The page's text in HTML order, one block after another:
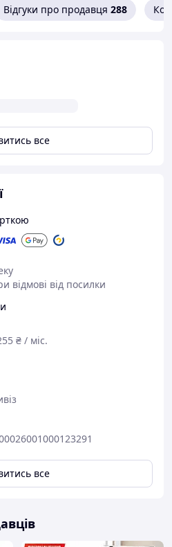
Відгуки про продавця 288
все
відмові від посилки
₴ / міс.
все